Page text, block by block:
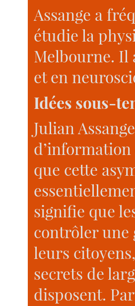
Assange a
étudie la
Melbourne. Il
et en
Idées sous-
Julian
que cette
signifie que
contrôler une
leurs
secrets de
disposent.